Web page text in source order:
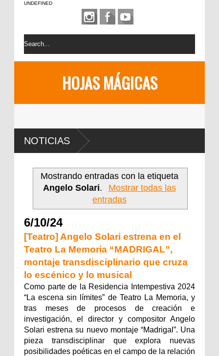
UNDEFINED
HOJAS MÁGICAS
NOTICIAS
Mostrando entradas con la etiqueta
Angelo Solari.
Mostrar todas las
entradas
6/10/24
[Teatro] Angelo Solari estrena en el
Teatro La Memoria “MADRIGAL”,
montaje transdisciplinario que cruza
lo escénico y lo musical
Como parte de la Residencia Intempestiva 2024
“La escena sin límites” de Teatro La Memoria, y
tras meses de procesos de creación e
investigación, el director y compositor Angelo
Solari estrena su nuevo montaje “Madrigal”. Una
pieza transdisciplinar que explora nuevas
posibilidades poéticas en el campo de la relación